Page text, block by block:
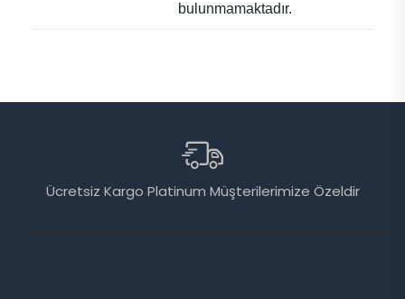
bulunmamaktadır.
Ücretsiz Kargo Platinum Müşterilerimize Özeldir